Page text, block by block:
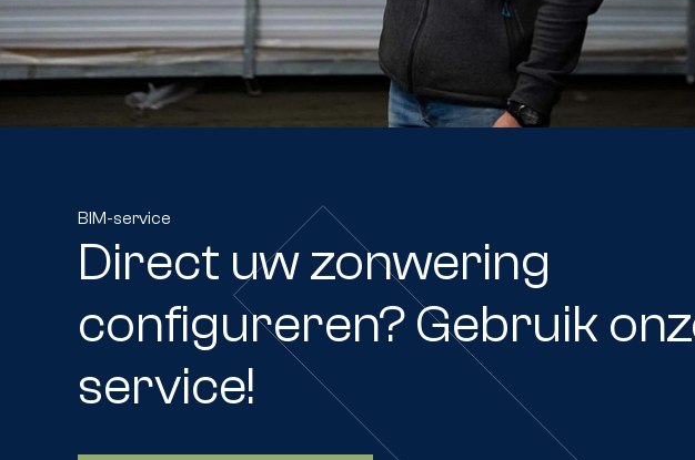
BIM-service
Direct uw zonwering
configureren? Gebruik
service!